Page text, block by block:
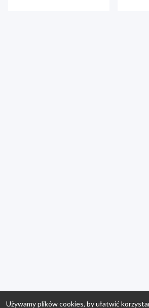
Używamy plików cookies, by ułatwić